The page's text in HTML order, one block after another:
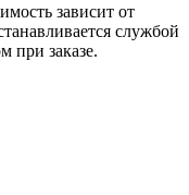
зависит от
службой
при заказе.